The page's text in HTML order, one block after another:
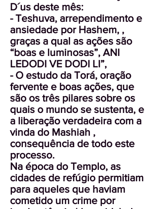
D´us deste mês:
- Teshuva, arrependimento e
ansiedade por Hashem, ,
graças a qual as ações são
“boas e luminosas”, ANI
LEDODI VE DODI LI”,
- O estudo da Torá, oração
fervente e boas ações, que
são os três pilares sobre os
quais o mundo se sustenta, e
a liberação verdadeira com a
vinda do Mashiah ,
consequência de todo este
processo.
Na época do Templo, as
cidades de refúgio permitiam
para aqueles que haviam
cometido um crime por